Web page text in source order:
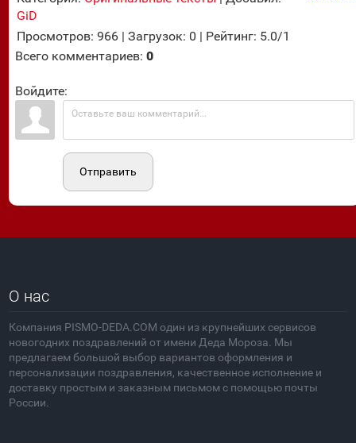
GiD
Просмотров: 966 |Загрузок: 0 | Рейтинг: 5.0/1
Всего комментариев:0
Войдите:
Отправить
О нас
Компания PISMO-DEDA.COM один из крупнейших сервисов
новогодних поздравлений от имени Деда Мороза. Мы
предлагаем большой выбор вариантов оформления и
персонализации поздравления, качественное исполнение и
доставку простым и заказным письмом с помощью почты
России.